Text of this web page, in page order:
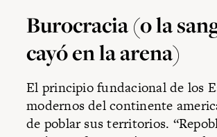
Burocracia (o la
cayó en la arena)
El principio fundacional de los
modernos del continente
de poblar sus territorios.